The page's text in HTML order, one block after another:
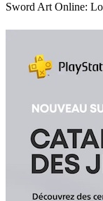
Sword Art Online: